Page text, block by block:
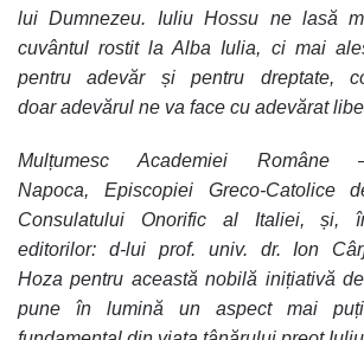
lui Dumnezeu. Iuliu Hossu ne lasă
cuvântul rostit la Alba Iulia, ci mai
pentru adevăr și pentru dreptate,
doar adevărul ne va face cu adevărat
Mulțumesc Academiei
Napoca, Episcopiei Greco-Catolice
Consulatului Onorific al Italiei, și,
editorilor: d-lui prof. univ. dr. Ion
Hoza pentru această nobilă inițiativă
pune în lumină un aspect mai